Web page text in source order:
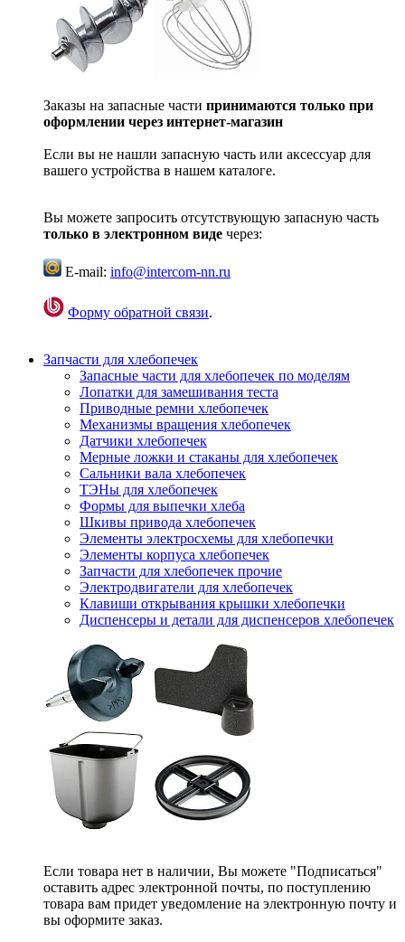
Заказы на запасные части принимаются только при
оформлении через интернет-магазин
Если вы не нашли запасную часть или аксессуар для
вашего устройства в нашем каталоге.
Вы можете запросить отсутствующую запасную часть
только в электронном виде через:
E-mail: info@intercom-nn.ru
Форму обратной связи.
Запчасти для хлебопечек
Запасные части для хлебопечек по моделям
Лопатки для замешивания теста
Приводные ремни хлебопечек
Механизмы вращения хлебопечек
Датчики хлебопечек
Мерные ложки и стаканы для хлебопечек
Сальники вала хлебопечек
ТЭНы для хлебопечек
Формы для выпечки хлеба
Шкивы привода хлебопечек
Элементы электросхемы для хлебопечки
Элементы корпуса хлебопечек
Запчасти для хлебопечек прочие
Электродвигатели для хлебопечек
Клавиши открывания крышки хлебопечки
Диспенсеры и детали для диспенсеров хлебопечек
Если товара нет в наличии, Вы можете "Подписаться"
оставить адрес электронной почты, по поступлению
товара вам придет уведомление на электронную почту и
вы оформите заказ.